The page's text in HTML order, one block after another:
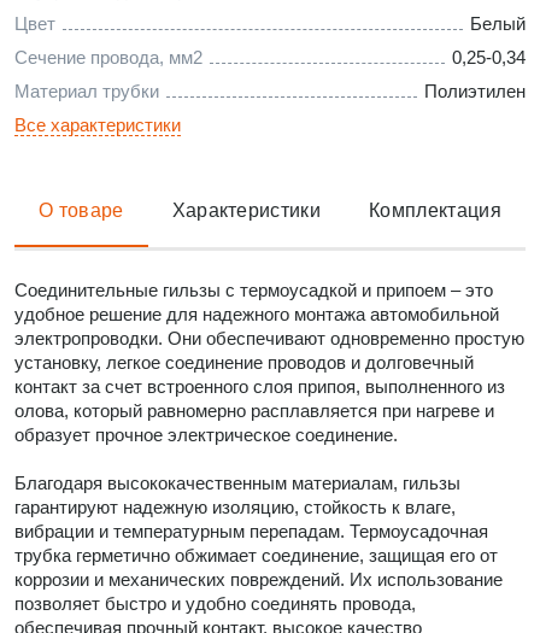
Цвет
Белый
Сечение провода, мм2
0,25-0,34
Материал трубки
Полиэтилен
Все характеристики
О товаре Характеристики Комплектация
Соединительные гильзы с термоусадкой и припоем – это
удобное решение для надежного монтажа автомобильной
электропроводки. Они обеспечивают одновременно простую
установку, легкое соединение проводов и долговечный
контакт за счет встроенного слоя припоя, выполненного из
олова, который равномерно расплавляется при нагреве и
образует прочное электрическое соединение.
Благодаря высококачественным материалам, гильзы
гарантируют надежную изоляцию, стойкость к влаге,
вибрации и температурным перепадам. Термоусадочная
трубка герметично обжимает соединение, защищая его от
коррозии и механических повреждений. Их использование
позволяет быстро и удобно соединять провода,
обеспечивая прочный контакт, высокое качество